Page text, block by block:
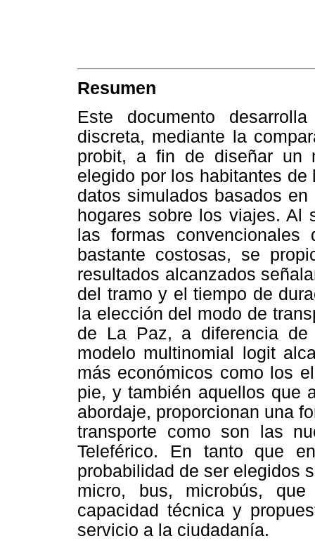
Resumen
Este documento
discreta, mediante la
probit, a fin de diseñar un
elegido por los habitantes
datos simulados basados
hogares sobre los viajes. Al
las formas
bastante costosas, se
resultados alcanzados
del tramo y el tiempo de
la elección del modo de
de La Paz, a diferencia de
modelo multinomial logit
más económicos como los
pie, y también aquellos que
abordaje, proporcionan una
transporte como son las
Teleférico. En tanto que
probabilidad de ser elegidos
micro, bus, microbús,
capacidad técnica y
servicio a la ciudadanía.